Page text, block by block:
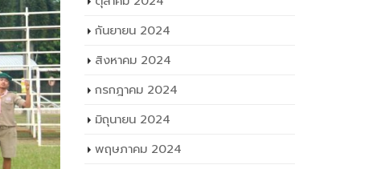
ตุลาคม 2024
กันยายน 2024
สิงหาคม 2024
กรกฎาคม 2024
มิถุนายน 2024
พฤษภาคม 2024